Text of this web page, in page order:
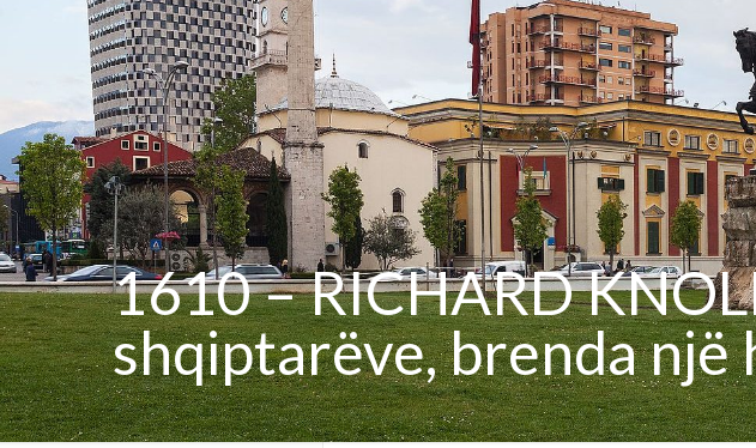
1610 – RICHARD
shqiptarëve, brenda